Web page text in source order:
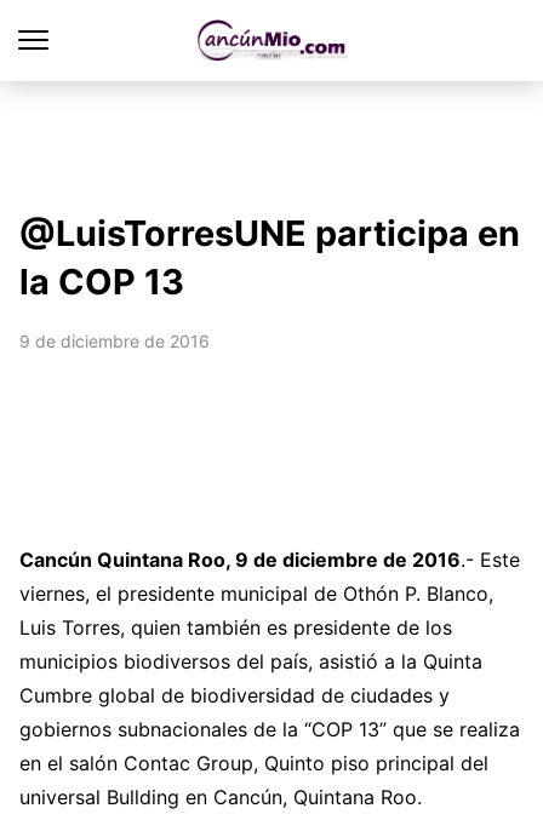
@LuisTorresUNE participa en
la COP 13
9 de diciembre de 2016
Cancún Quintana Roo, 9 de diciembre de 2016.- Este
viernes, el presidente municipal de Othón P. Blanco,
Luis Torres, quien también es presidente de los
municipios biodiversos del país, asistió a la Quinta
Cumbre global de biodiversidad de ciudades y
gobiernos subnacionales de la “COP 13” que se realiza
en el salón Contac Group, Quinto piso principal del
universal Bullding en Cancún, Quintana Roo.